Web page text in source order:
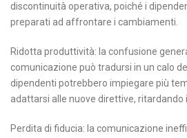
discontinuità operativa, poiché i
preparati ad affrontare i cambiamenti.
Ridotta produttività: la confusione
comunicazione può tradursi in un calo
dipendenti potrebbero impiegare più
adattarsi alle nuove direttive, ritardando
Perdita di fiducia: la comunicazione